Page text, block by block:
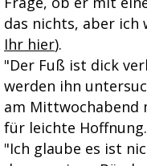
das nichts, aber ich
Ihr hier).
"Der Fuß ist dick
werden ihn
am Mittwochabend
für leichte Hoffnung.
"Ich glaube es ist